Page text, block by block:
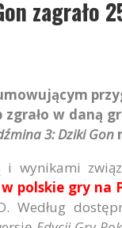
zagrało
w daną
3: Dziki Gon
i wynikami
polskie gry na
Według